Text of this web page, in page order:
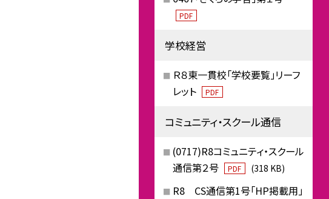
PDF
学校経営
Ｒ８東一貫校「学校要覧」リーフ
レット
PDF
コミュニティ・スクール通信
(0717)R8コミュニティ・スクール
通信第２号
PDF (318 KB)
R8 CS通信第1号「HP掲載用」